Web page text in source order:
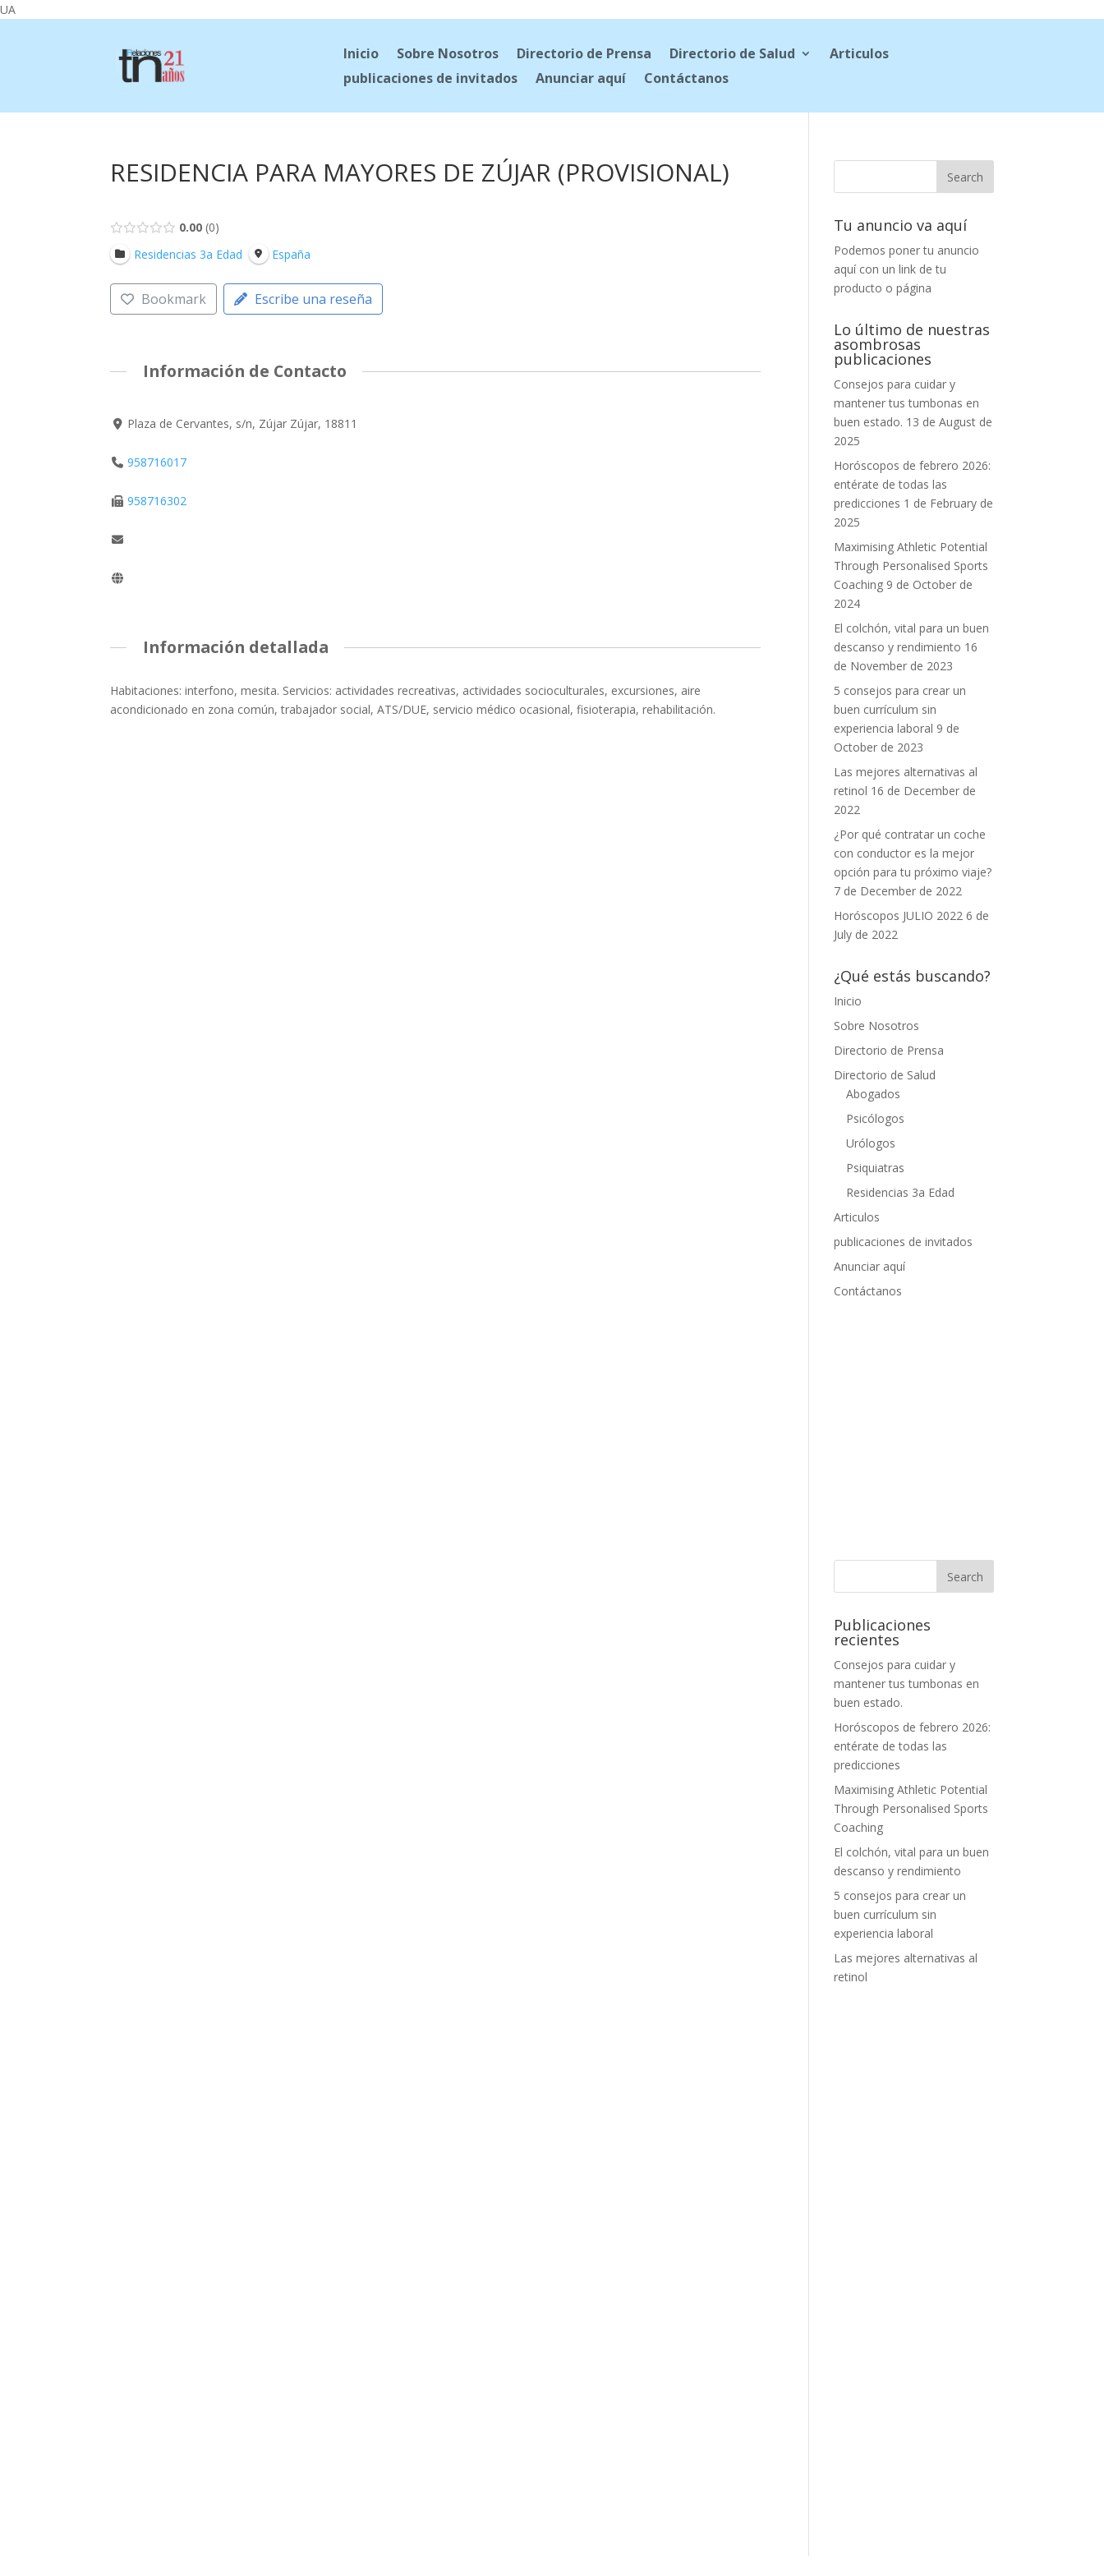
UA
Inicio Sobre Nosotros Directorio de Prensa Directorio de Salud
Articulos
publicaciones de invitados
Anunciar aquí Contáctanos
RESIDENCIA PARA MAYORES DE ZÚJAR (PROVISIONAL)
0.00 0
Residencias 3a Edad
España
Bookmark Escribe una reseña
Información de Contacto
Plaza de Cervantes, s/n, Zújar Zújar, 18811
958716017
958716302
Información detallada
Habitaciones: interfono, mesita. Servicios: actividades recreativas, actividades socioculturales, excursiones, aire
acondicionado en zona común, trabajador social, ATS/DUE, servicio médico ocasional, fisioterapia, rehabilitación.
Tu anuncio va aquí
Podemos poner tu anuncio
aquí con un link de tu
producto o página
Lo último de nuestras
asombrosas
publicaciones
Consejos para cuidar y
mantener tus tumbonas en
buen estado. 13 de August de
2025
Horóscopos de febrero 2026:
entérate de todas las
predicciones 1 de February de
2025
Maximising Athletic Potential
Through Personalised Sports
Coaching 9 de October de
2024
El colchón, vital para un buen
descanso y rendimiento 16
de November de 2023
5 consejos para crear un
buen currículum sin
experiencia laboral 9 de
October de 2023
Las mejores alternativas al
retinol 16 de December de
2022
¿Por qué contratar un coche
con conductor es la mejor
opción para tu próximo viaje?
7 de December de 2022
Horóscopos JULIO 2022 6 de
July de 2022
¿Qué estás buscando?
Inicio
Sobre Nosotros
Directorio de Prensa
Directorio de Salud
Abogados
Psicólogos
Urólogos
Psiquiatras
Residencias 3a Edad
Articulos
publicaciones de invitados
Anunciar aquí
Contáctanos
Publicaciones
recientes
Consejos para cuidar y
mantener tus tumbonas en
buen estado.
Horóscopos de febrero 2026:
entérate de todas las
predicciones
Maximising Athletic Potential
Through Personalised Sports
Coaching
El colchón, vital para un buen
descanso y rendimiento
5 consejos para crear un
buen currículum sin
experiencia laboral
Las mejores alternativas al
retinol